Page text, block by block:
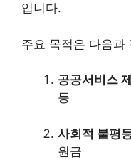
입니다.
주요 목적은 다음과
공공서비스
등
사회적 불평
원금